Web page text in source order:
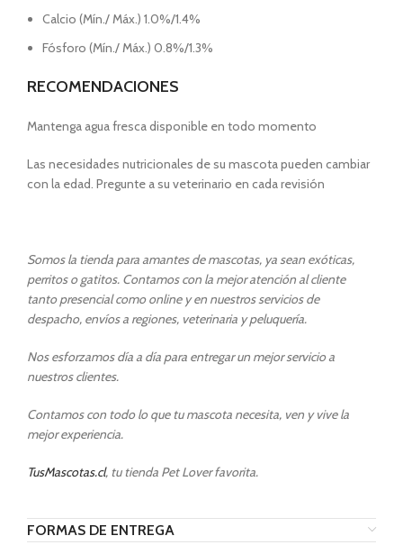
Calcio (Mín./ Máx.) 1.0%/1.4%
Fósforo (Mín./ Máx.) 0.8%/1.3%
RECOMENDACIONES
Mantenga agua fresca disponible en todo momento
Las necesidades nutricionales de su mascota pueden cambiar
con la edad. Pregunte a su veterinario en cada revisión
Somos la tienda para amantes de mascotas, ya sean exóticas,
perritos o gatitos. Contamos con la mejor atención al cliente
tanto presencial como online y en nuestros servicios de
despacho, envíos a regiones, veterinaria y peluquería.
Nos esforzamos día a día para entregar un mejor servicio a
nuestros clientes.
Contamos con todo lo que tu mascota necesita, ven y vive la
mejor experiencia.
TusMascotas.cl, tu tienda Pet Lover favorita.
FORMAS DE ENTREGA